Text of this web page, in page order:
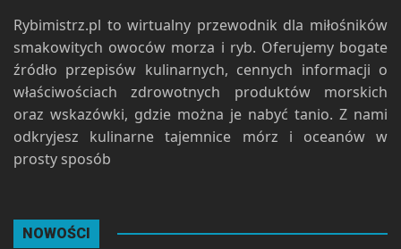
Rybimistrz.pl to wirtualny przewodnik dla miłośników
smakowitych owoców morza i ryb. Oferujemy bogate
źródło przepisów kulinarnych, cennych informacji o
właściwościach zdrowotnych produktów morskich
oraz wskazówki, gdzie można je nabyć tanio. Z nami
odkryjesz kulinarne tajemnice mórz i oceanów w
prosty sposób
NOWOŚCI